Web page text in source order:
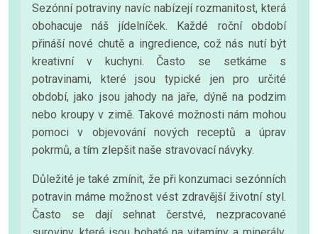
Sezónní potraviny navíc nabízejí rozmanitost, která
obohacuje náš jídelníček. Každé roční období
přináší nové chutě a ingredience, což nás nutí být
kreativní v kuchyni. Často se setkáme s
potravinami, které jsou typické jen pro určité
období, jako jsou jahody na jaře, dýně na podzim
nebo kroupy v zimě. Takové možnosti nám mohou
pomoci v objevování nových receptů a úprav
pokrmů, a tím zlepšit naše stravovací návyky.
Důležité je také zmínit, že při konzumaci sezónních
potravin máme možnost vést zdravější životní styl.
Často se dají sehnat čerstvé, nezpracované